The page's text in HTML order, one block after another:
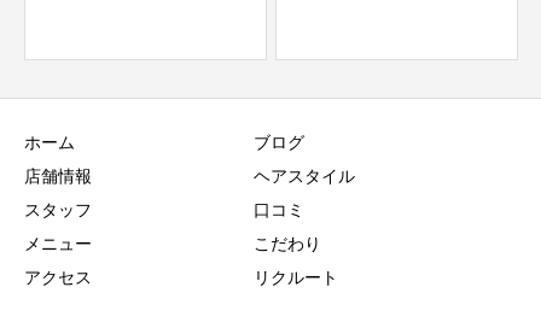
ホーム
店舗情報
スタッフ
メニュー
アクセス
ブログ
ヘアスタイル
口コミ
こだわり
リクルート